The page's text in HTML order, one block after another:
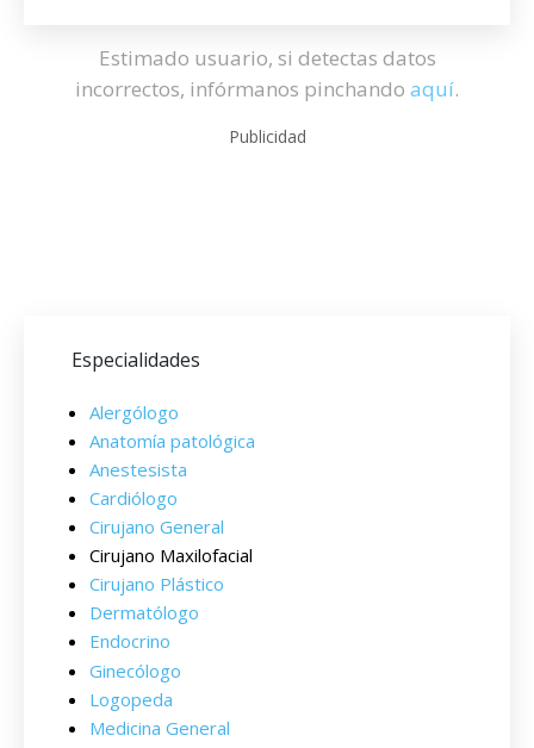
Estimado usuario, si detectas datos
incorrectos, infórmanos pinchando aquí.
Publicidad
Especialidades
Alergólogo
Anatomía patológica
Anestesista
Cardiólogo
Cirujano General
Cirujano Maxilofacial
Cirujano Plástico
Dermatólogo
Endocrino
Ginecólogo
Logopeda
Medicina General